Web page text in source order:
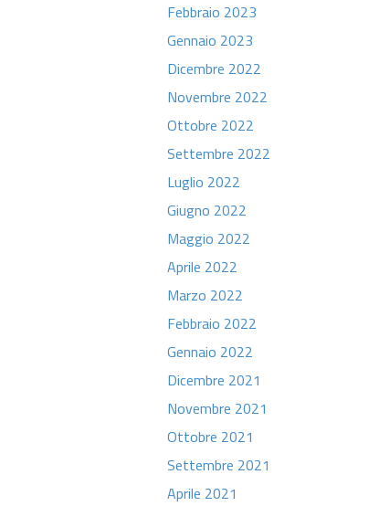
Febbraio 2023
Gennaio 2023
Dicembre 2022
Novembre 2022
Ottobre 2022
Settembre 2022
Luglio 2022
Giugno 2022
Maggio 2022
Aprile 2022
Marzo 2022
Febbraio 2022
Gennaio 2022
Dicembre 2021
Novembre 2021
Ottobre 2021
Settembre 2021
Aprile 2021